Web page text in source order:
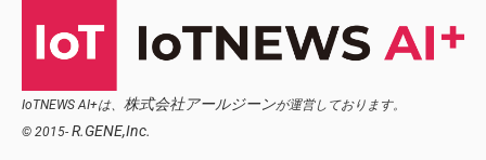
IoTNEWS AI+は、 株式会社アールジーンが運営しております。
© 2015- R.GENE,Inc.